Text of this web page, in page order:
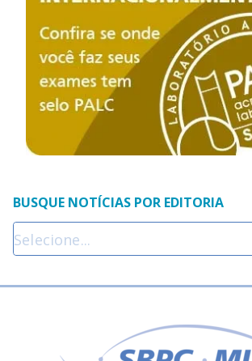
BUSQUE NOTÍCIAS POR EDITORIA